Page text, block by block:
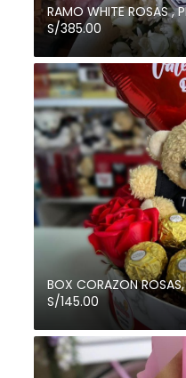
RAMO WHITE ROSAS ,
S/385.00
BOX CORAZON
S/145.00